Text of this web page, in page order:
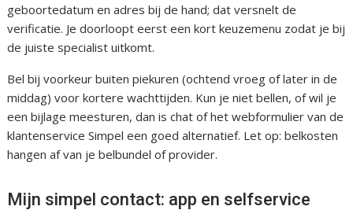
geboortedatum en adres bij de hand; dat versnelt de
verificatie. Je doorloopt eerst een kort keuzemenu zodat je bij
de juiste specialist uitkomt.
Bel bij voorkeur buiten piekuren (ochtend vroeg of later in de
middag) voor kortere wachttijden. Kun je niet bellen, of wil je
een bijlage meesturen, dan is chat of het webformulier van de
klantenservice Simpel een goed alternatief. Let op: belkosten
hangen af van je belbundel of provider.
Mijn simpel contact: app en selfservice